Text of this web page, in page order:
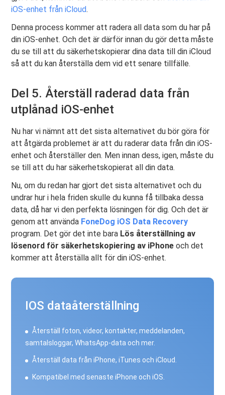
iOS-enhet från iCloud.
Denna process kommer att radera all data som du har på
din iOS-enhet. Och det är därför innan du gör detta måste
du se till att du säkerhetskopierar dina data till din iCloud
så att du kan återställa dem vid ett senare tillfälle.
Del 5. Återställ raderad data från
utplånad iOS-enhet
Nu har vi nämnt att det sista alternativet du bör göra för
att åtgärda problemet är att du raderar data från din iOS-
enhet och återställer den. Men innan dess, igen, måste du
se till att du har säkerhetskopierat all din data.
Nu, om du redan har gjort det sista alternativet och du
undrar hur i hela friden skulle du kunna få tillbaka dessa
data, då har vi den perfekta lösningen för dig. Och det är
genom att använda FoneDog iOS Data Recovery
program. Det gör det inte bara Lös återställning av
lösenord för säkerhetskopiering av iPhoneoch det
kommer att återställa allt för din iOS-enhet.
IOS dataåterställning
Återställ foton, videor, kontakter, meddelanden,
samtalsloggar, WhatsApp-data och mer.
Återställ data från iPhone, iTunes och iCloud.
Kompatibel med senaste iPhone och iOS.